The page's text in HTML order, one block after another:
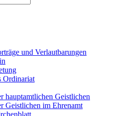
und Verlautbarungen
Ordinariat
hauptamtlichen Geistlichen
Geistlichen im Ehrenamt